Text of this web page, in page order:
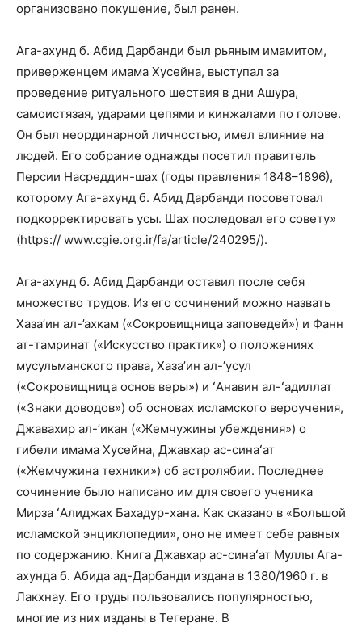
организовано покушение, был ранен.
Ага-ахунд б. Абид Дарбанди был рьяным имамитом,
приверженцем имама Хусейна, выступал за
проведение ритуального шествия в дни Ашура,
самоистязая, ударами цепями и кинжалами по голове.
Он был неординарной личностью, имел влияние на
людей. Его собрание однажды посетил правитель
Персии Насреддин-шах (годы правления 1848–1896),
которому Ага-ахунд б. Абид Дарбанди посоветовал
подкорректировать усы. Шах последовал его совету»
(https:// www.cgie.org.ir/fa/article/240295/).
Ага-ахунд б. Абид Дарбанди оставил после себя
множество трудов. Из его сочинений можно назвать
Хаза’ин ал-’ахкам («Сокровищница заповедей») и Фанн
ат-тамринат («Искусство практик») о положениях
мусульманского права, Хаза’ин ал-’усул
(«Сокровищница основ веры») и ʻАнавин ал-ʻадиллат
(«Знаки доводов») об основах исламского вероучения,
Джавахир ал-’икан («Жемчужины убеждения») о
гибели имама Хусейна, Джавхар ас-синаʻат
(«Жемчужина техники») об астролябии. Последнее
сочинение было написано им для своего ученика
Мирза ʻАлиджах Бахадур-хана. Как сказано в «Большой
исламской энциклопедии», оно не имеет себе равных
по содержанию. Книга Джавхар ас-синаʻат Муллы Ага-
ахунда б. Абида ад-Дарбанди издана в 1380/1960 г. в
Лакхнау. Его труды пользовались популярностью,
многие из них изданы в Тегеране. В